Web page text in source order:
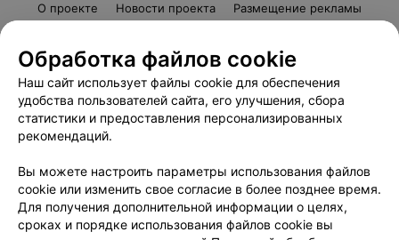
О проекте Новости проекта
Размещение рекламы
Пользовательское соглашение
Способы оплаты
Вакансии
Партнеры
Написать руководителю 103.by
Обработка персональных данных
Обработка файлов cookie
Наш сайт использует файлы cookie для обеспечения
удобства пользователей сайта, его улучшения, сбора
статистики и предоставления персонализированных
рекомендаций.
Вы можете настроить параметры использования файлов
cookie или изменить свое согласие в более позднее время.
Для получения дополнительной информации о целях,
сроках и порядке использования файлов cookie вы